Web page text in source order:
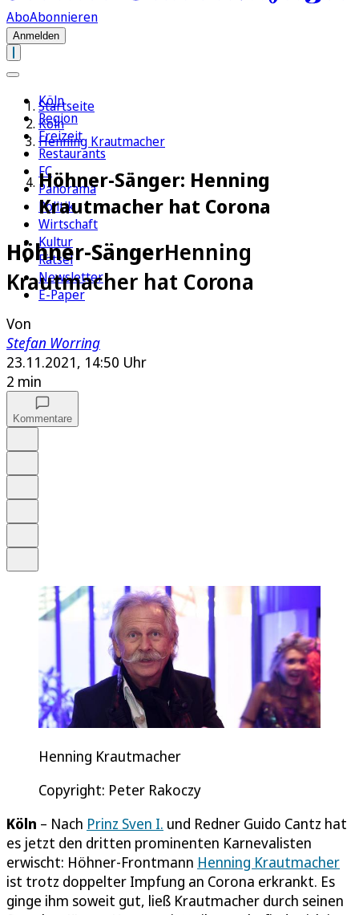
AboAbonnieren
Anmelden
Köln
Region
Freizeit
Restaurants
FC
Panorama
Politik
Wirtschaft
Kultur
Rätsel
Newsletter
E-Paper
Startseite
Köln
Henning Krautmacher
Höhner-Sänger: Henning
Krautmacher hat Corona
Höhner-SängerHenning
Krautmacher hat Corona
Von
Stefan Worring
23.11.2021, 14:50 Uhr
2 min
Kommentare
Henning Krautmacher
Copyright: Peter Rakoczy
Köln – Nach Prinz Sven I. und Redner Guido Cantz hat
es jetzt den dritten prominenten Karnevalisten
erwischt: Höhner-Frontmann Henning Krautmacher
ist trotz doppelter Impfung an Corona erkrankt. Es
ginge ihm soweit gut, ließ Krautmacher durch seinen